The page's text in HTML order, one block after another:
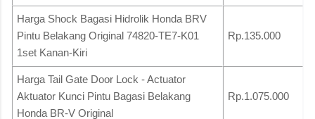
Harga Shock Bagasi Hidrolik Honda BRV
Pintu Belakang Original 74820-TE7-K01
1set Kanan-Kiri
Rp.135.000
Harga Tail Gate Door Lock - Actuator
Aktuator Kunci Pintu Bagasi Belakang
Honda BR-V Original
Rp.1.075.000